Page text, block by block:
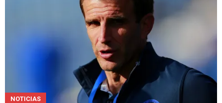
NOTICIAS